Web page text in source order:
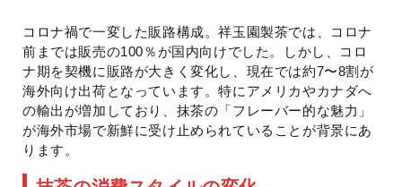
コロナ禍で一変した販路構成。祥玉園製茶では、コロナ
前までは販売の100％が国内向けでした。しかし、コロ
ナ期を契機に販路が大きく変化し、現在では約7〜8割が
海外向け出荷となっています。特にアメリカやカナダへ
の輸出が増加しており、抹茶の「フレーバー的な魅力」
が海外市場で新鮮に受け止められていることが背景にあ
ります。